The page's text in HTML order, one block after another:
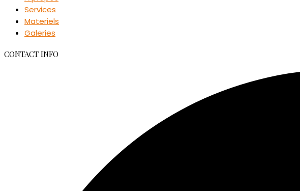
Services
Materiels
Galeries
CONTACT INFO